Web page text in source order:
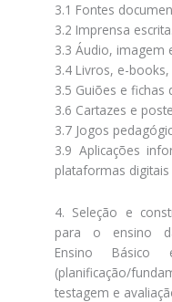
3.1 Fontes
3.2 Imprensa escrita.
3.3 Áudio, imagem
3.4 Livros, e-
3.5 Guiões e fichas
3.6 Cartazes e
3.7 Jogos
3.9 Aplicações
plataformas
4. Seleção e
para o ensino
Ensino Básico
(planificação/
testagem e